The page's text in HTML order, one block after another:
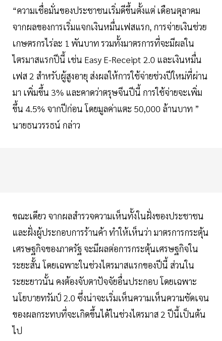
“ความเชื่อมั่นของประชาชนเริ่มดีขึ้นตั้งแต่ เดือนตุลาคม
จากผลของการเริ่มแจกเงินหมื่นเฟสแรก, การจ่ายเงินช่วย
เกษตรกรไร่ละ 1 พันบาท รวมทั้งมาตรการที่จะมีผลใน
ไตรมาสแรกปีนี้ เช่น Easy E-Receipt 2.0 และเงินหมื่น
เฟส 2 สำหรับผู้สูงอายุ ส่งผลให้การใช้จ่ายช่วงปีใหม่ที่ผ่าน
มา เพิ่มขึ้น 3% และคาดว่าตรุษจีนปีนี้ การใช้จ่ายจะเพิ่ม
ขึ้น 4.5% จากปีก่อน โดยมูลค่าแตะ 50,000 ล้านบาท ”
นายธนวรรธน์ กล่าว
ขณะเดียว จากผลสำรวจความเห็นทั้งในฝั่งของประชาชน
และฝั่งผู้ประกอบการร้านค้า ทำให้เห็นว่า มาตรการกระตุ้น
เศรษฐกิจของภาครัฐ จะมีผลต่อการกระตุ้นเศรษฐกิจใน
ระยะสั้น โดยเฉพาะในช่วงไตรมาสแรกของปีนี้ ส่วนใน
ระยะยาวนั้น คงต้องจับตาปัจจัยอื่นประกอบ โดยเฉพาะ
นโยบายทรัมป์ 2.0 ซึ่งน่าจะเริ่มเห็นความเห็นความชัดเจน
ของผลกระทบที่จะเกิดขึ้นได้ในช่วงไตรมาส 2 ปีนี้เป็นต้น
ไป